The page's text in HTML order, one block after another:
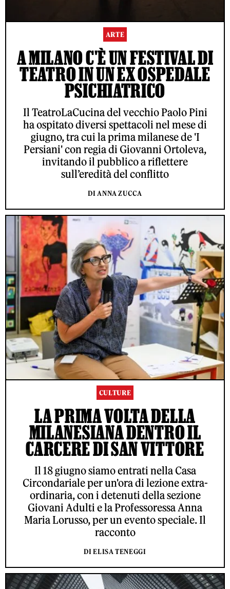
ARTE
A MILANO C'È UN FESTIVAL DI
TEATRO IN UN EX OSPEDALE
PSICHIATRICO
Il TeatroLaCucina del vecchio Paolo Pini
ha ospitato diversi spettacoli nel mese di
giugno, tra cui la prima milanese de 'I
Persiani' con regia di Giovanni Ortoleva,
invitando il pubblico a riflettere
sull’eredità del conflitto
DI ANNA ZUCCA
CULTURE
LA PRIMA VOLTA DELLA
MILANESIANA DENTRO IL
CARCERE DI SAN VITTORE
Il 18 giugno siamo entrati nella Casa
Circondariale per un'ora di lezione extra-
ordinaria, con i detenuti della sezione
Giovani Adulti e la Professoressa Anna
Maria Lorusso, per un evento speciale. Il
racconto
DI ELISA TENEGGI